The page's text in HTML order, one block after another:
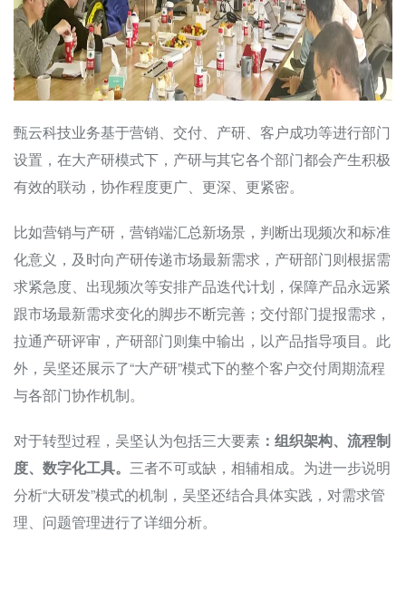
甄云科技业务基于营销、交付、产研、客户成功等进行部门
设置，在大产研模式下，产研与其它各个部门都会产生积极
有效的联动，协作程度更广、更深、更紧密。
比如营销与产研，营销端汇总新场景，判断出现频次和标准
化意义，及时向产研传递市场最新需求，产研部门则根据需
求紧急度、出现频次等安排产品迭代计划，保障产品永远紧
跟市场最新需求变化的脚步不断完善；交付部门提报需求，
拉通产研评审，产研部门则集中输出，以产品指导项目。此
外，吴坚还展示了“大产研”模式下的整个客户交付周期流程
与各部门协作机制。
对于转型过程，吴坚认为包括三大要素 ：组织架构、流程制
度、数字化工具。 三者不可或缺，相辅相成。为进一步说明
分析“大研发”模式的机制，吴坚还结合具体实践，对需求管
理、问题管理进行了详细分析。